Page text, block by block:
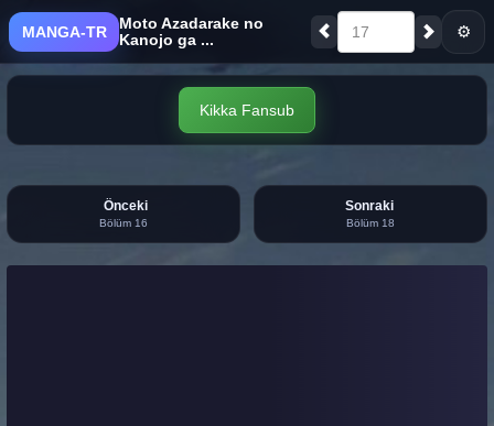
MANGA-TR
Moto Azadarake no
Kanojo ga ...
17 ⚙
Kikka Fansub
Önceki
Bölüm 16
Sonraki
Bölüm 18